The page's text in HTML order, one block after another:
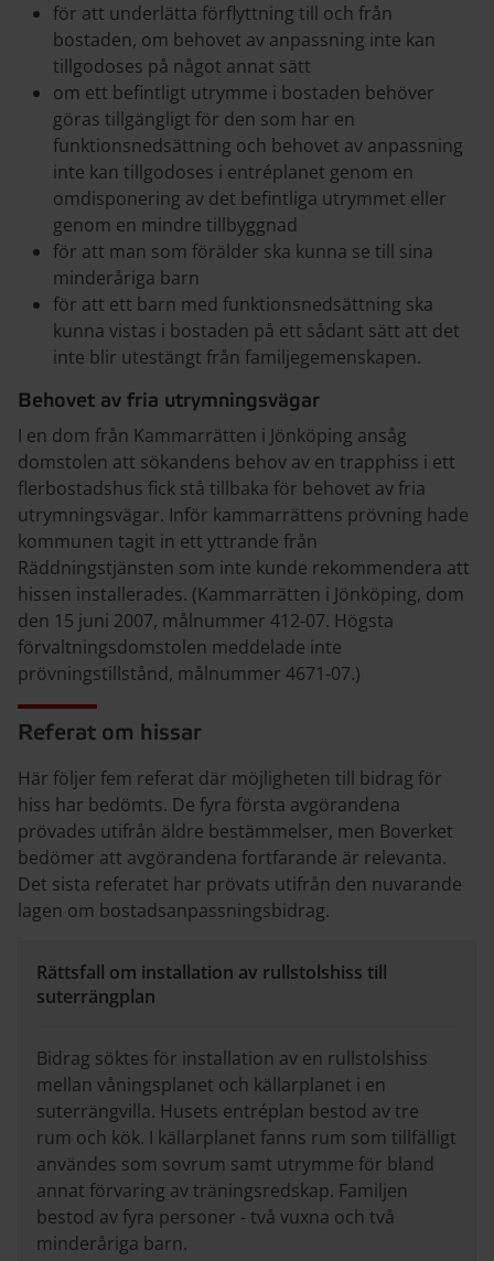
för att underlätta förflyttning till och från
bostaden, om behovet av anpassning inte kan
tillgodoses på något annat sätt
om ett befintligt utrymme i bostaden behöver
göras tillgängligt för den som har en
funktionsnedsättning och behovet av anpassning
inte kan tillgodoses i entréplanet genom en
omdisponering av det befintliga utrymmet eller
genom en mindre tillbyggnad
för att man som förälder ska kunna se till sina
minderåriga barn
för att ett barn med funktionsnedsättning ska
kunna vistas i bostaden på ett sådant sätt att det
inte blir utestängt från familjegemenskapen.
Behovet av fria utrymningsvägar
I en dom från Kammarrätten i Jönköping ansåg
domstolen att sökandens behov av en trapphiss i ett
flerbostadshus fick stå tillbaka för behovet av fria
utrymningsvägar. Inför kammarrättens prövning hade
kommunen tagit in ett yttrande från
Räddningstjänsten som inte kunde rekommendera att
hissen installerades. (Kammarrätten i Jönköping, dom
den 15 juni 2007, målnummer 412-07. Högsta
förvaltningsdomstolen meddelade inte
prövningstillstånd, målnummer 4671-07.)
Referat om hissar
Här följer fem referat där möjligheten till bidrag för
hiss har bedömts. De fyra första avgörandena
prövades utifrån äldre bestämmelser, men Boverket
bedömer att avgörandena fortfarande är relevanta.
Det sista referatet har prövats utifrån den nuvarande
lagen om bostadsanpassningsbidrag.
Rättsfall om installation av rullstolshiss till
suterrängplan
Bidrag söktes för installation av en rullstolshiss
mellan våningsplanet och källarplanet i en
suterrängvilla. Husets entréplan bestod av tre
rum och kök. I källarplanet fanns rum som tillfälligt
användes som sovrum samt utrymme för bland
annat förvaring av träningsredskap. Familjen
bestod av fyra personer - två vuxna och två
minderåriga barn.